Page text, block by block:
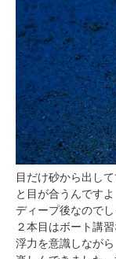
目だけ砂から出し
と目が合うんですよ
ディープ後なのでし
２本目はボート講
浮力を意識しながら